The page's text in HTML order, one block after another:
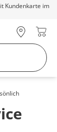
Kundenkarte im